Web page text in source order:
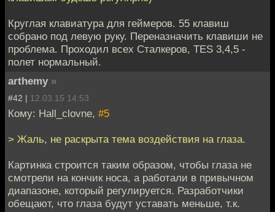
Круглая клавиатура для геймеров. 55 клавиш
собрано под левую руку. Переназначить клавиши не
проблема. Проходил всех Сталкеров, TES 3,4,5 -
полет нормальный.
arthemy »
#42 | 12.03.15 14:53
Кому: Hall_clovne, #5
> Жаль, не раскрыта тема воздействия на глаза.
Картинка строится таким образом, чтобы глаза не
смотрели на кончик носа, а работали в привычном
диапазоне, который регулируется. Разработчики
обещают, что глаза будут уставать меньше, т.к.